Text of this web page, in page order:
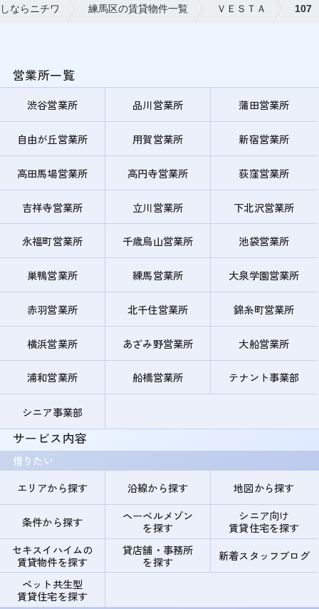
ならニチワ 練馬区の賃貸物件一覧 ＶＥＳＴＡ 107
営業所一覧
渋谷営業所 品川営業所 蒲田営業所
自由が丘営業所 用賀営業所 新宿営業所
高田馬場営業所 高円寺営業所 荻窪営業所
吉祥寺営業所 立川営業所 下北沢営業所
永福町営業所 千歳烏山営業所 池袋営業所
巣鴨営業所 練馬営業所 大泉学園営業所
赤羽営業所 北千住営業所 錦糸町営業所
横浜営業所 あざみ野営業所 大船営業所
浦和営業所 船橋営業所 テナント事業部
シニア事業部
サービス内容
借りたい
エリアから探す
沿線から探す 地図から探す
条件から探す
ヘーベルメゾン
を探す
シニア向け
賃貸住宅を探す
セキスイハイムの
賃貸物件を探す
貸店舗・事務所
を探す
新着スタッフブログ
ペット共生型
賃貸住宅を探す